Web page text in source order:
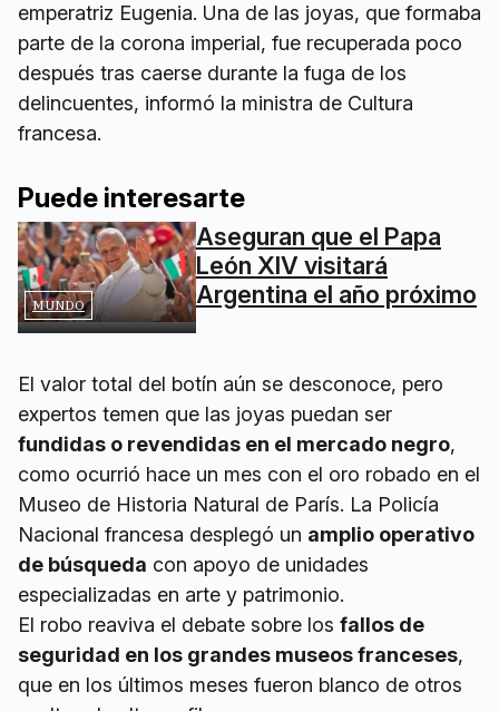
emperatriz Eugenia. Una de las joyas, que formaba
parte de la corona imperial, fue recuperada poco
después tras caerse durante la fuga de los
delincuentes, informó la ministra de Cultura
francesa.
Puede interesarte
MUNDO
Aseguran que el Papa
León XIV visitará
Argentina el año próximo
El valor total del botín aún se desconoce, pero
expertos temen que las joyas puedan ser
fundidas o revendidas en el mercado negro,
como ocurrió hace un mes con el oro robado en el
Museo de Historia Natural de París. La Policía
Nacional francesa desplegó un amplio operativo
de búsqueda con apoyo de unidades
especializadas en arte y patrimonio.
El robo reaviva el debate sobre los fallos de
seguridad en los grandes museos franceses,
que en los últimos meses fueron blanco de otros